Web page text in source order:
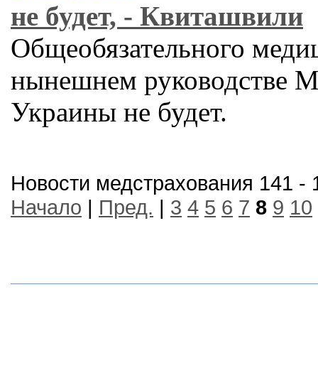
не будет, - Квиташвили
Общеобязательного
нынешнем руководстве
Украины не будет.
Новости медстрахования 141 -
Начало | Пред. | 3 4 5 6 7 8 9 10